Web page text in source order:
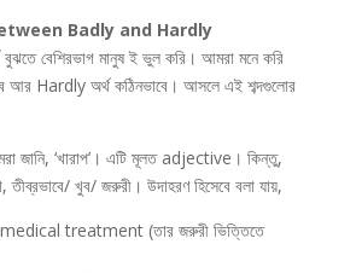
Badly and Hardly
বুঝতে বেশিরভাগ মানুষ ই ভুল করি। আমরা মনে করি
আর Hardly অর্থ কঠিনভাবে। আসলে এই শব্দগুলোর
জানি, ‘খারাপ’। এটি মূলত adjective। কিন্তু,
খুব/ জরুরী। উদাহরণ হিসেবে বলা যায়,
treatment (তার জরুরী ভিত্তিতে